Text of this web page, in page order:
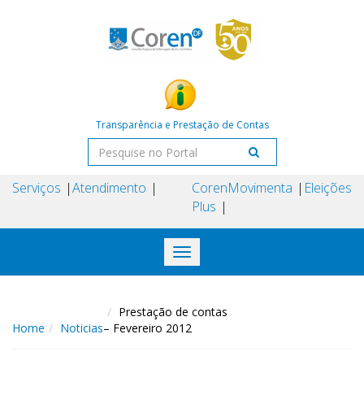
Transparência e Prestação de Contas
Serviços Atendimento
Coren
Plus
Movimenta Eleições
Toggle
navigation
Home Noticias
Prestação de contas
– Fevereiro 2012